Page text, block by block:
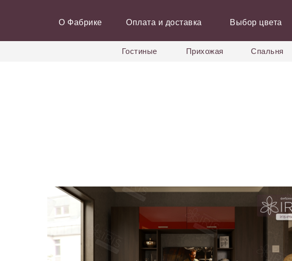
О Фабрике Оплата и доставка
Гостиные Прихожая Спальня
Выбор цвета